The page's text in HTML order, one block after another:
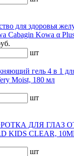
для здоровья
Cabagin Kowa α
шт
гель 4 в 1
Moist, 180 мл
шт
ДЛЯ ГЛАЗ
KIDS CLEAR,
шт